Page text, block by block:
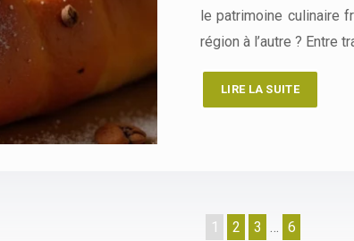
le patrimoine culinaire
région à l’autre ? Entre
LIRE LA SUITE
1 2 3 … 6